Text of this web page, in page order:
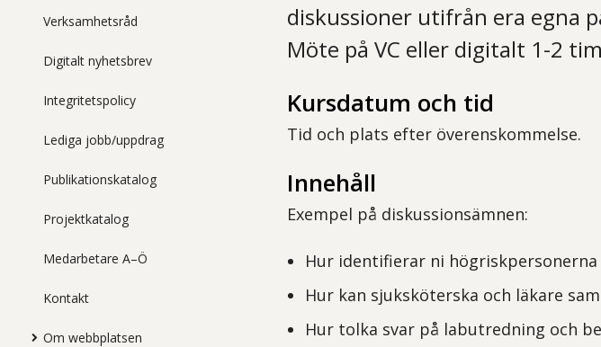
Verksamhetsråd
Digitalt nyhetsbrev
Integritetspolicy
Lediga jobb/uppdrag
Publikationskatalog
Projektkatalog
Medarbetare A–Ö
Kontakt
Om webbplatsen
diskussioner utifrån era egna
Möte på VC eller digitalt 1-2
Kursdatum och tid
Tid och plats efter överenskommelse.
Innehåll
Exempel på diskussionsämnen:
Hur identifierar ni
Hur kan sjuksköterska och läkare
Hur tolka svar på labutredning och